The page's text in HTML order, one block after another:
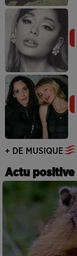
+ DE MUSIQUE
Actu positive